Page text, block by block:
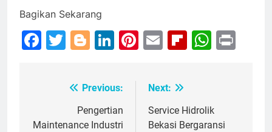
Bagikan Sekarang
Facebook
Twitter
Blogger
LinkedIn
Pinterest
Email
navigation
Previous:
Pengertian
Maintenance Industri
Next:
Service Hidrolik
Bekasi Bergaransi